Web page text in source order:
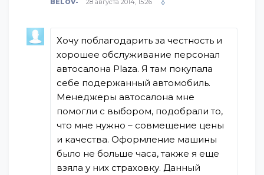
Хочу поблагодарить за честность и
хорошее обслуживание персонал
автосалона Plaza. Я там покупала
себе подержанный автомобиль.
Менеджеры автосалона мне
помогли с выбором, подобрали то,
что мне нужно – совмещение цены
и качества. Оформление машины
было не больше часа, также я еще
взяла у них страховку. Данный